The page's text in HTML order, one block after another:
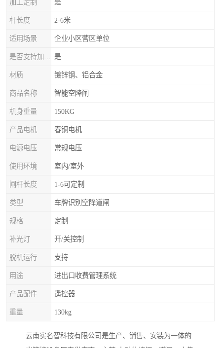
加工定制 是
杆长度 2-6米
适用场景 企业小区营区单位
是
材质 镀锌钢、铝合金
商品名称 智能空降闸
机身重量 150KG
产品电机 春铜电机
电源电压 常规电压
使用环境 室内/室外
闸杆长度 1-6可定制
类型 车牌识别空降道闸
规格 定制
补光灯 开/关控制
脱机运行 支持
用途 进出口收费管理系统
产品配件 遥控器
重量 130kg
云南实名智科技有限公司是生产、销售、安装为一体的